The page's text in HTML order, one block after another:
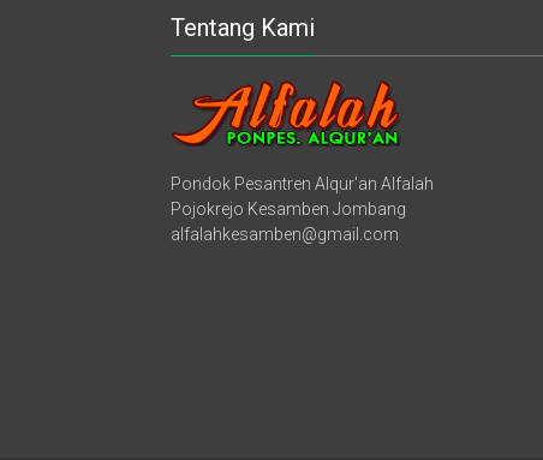
Tentang Kami
Pondok Pesantren Alqur'an Alfalah
Pojokrejo Kesamben Jombang
alfalahkesamben@gmail.com